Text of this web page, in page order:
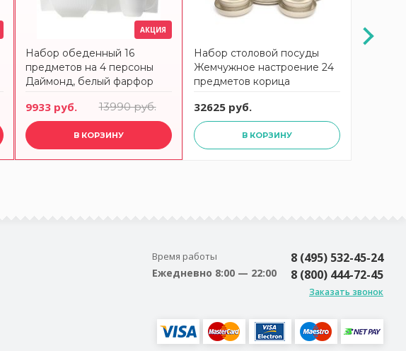
АКЦИЯ
Набор обеденный 16
предметов на 4 персоны
Даймонд, белый фарфор
9933 руб. 13990 руб.
В КОРЗИНУ
Набор столовой посуды
Жемчужное настроение 24
предметов корица
32625 руб.
В КОРЗИНУ
Время работы
Ежедневно 8:00 — 22:00
8 (495) 532-45-24
8 (800) 444-72-45
Заказать звонок